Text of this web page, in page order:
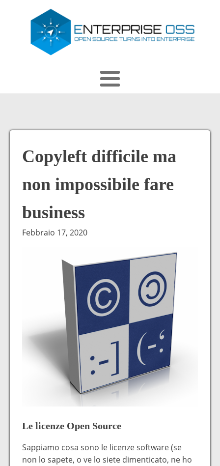
Copyleft difficile ma
non impossibile fare
business
Febbraio 17, 2020
Le licenze Open Source
Sappiamo cosa sono le licenze software (se
non lo sapete, o ve lo siete dimenticato, ne ho